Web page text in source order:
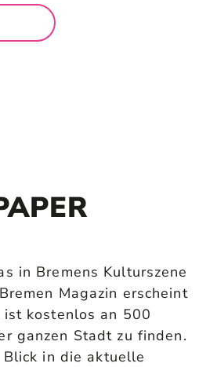
in Bremens Kulturszene
Magazin erscheint
kostenlos an 500
ganzen Stadt zu finden.
in die aktuelle